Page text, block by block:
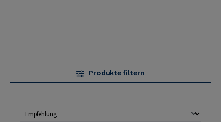
Produkte filtern